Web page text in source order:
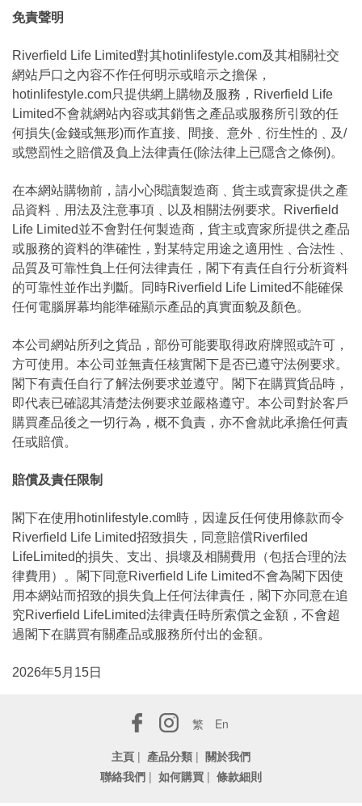
免責聲明
Riverfield Life Limited對其hotinlifestyle.com及其相關社交
網站戶口之內容不作任何明示或暗示之擔保，
hotinlifestyle.com只提供網上購物及服務，Riverfield Life
Limited不會就網站內容或其銷售之產品或服務所引致的任
何損失(金錢或無形)而作直接、間接、意外﹑衍生性的﹑及/
或懲罰性之賠償及負上法律責任(除法律上已隱含之條例)。
在本網站購物前，請小心閱讀製造商﹑貨主或賣家提供之產
品資料﹑用法及注意事項﹑以及相關法例要求。Riverfield
Life Limited並不會對任何製造商，貨主或賣家所提供之產品
或服務的資料的準確性，對某特定用途之適用性﹑合法性﹑
品質及可靠性負上任何法律責任，閣下有責任自行分析資料
的可靠性並作出判斷。同時Riverfield Life Limited不能確保
任何電腦屏幕均能準確顯示產品的真實面貌及顏色。
本公司網站所列之貨品，部份可能要取得政府牌照或許可，
方可使用。本公司並無責任核實閣下是否已遵守法例要求。
閣下有責任自行了解法例要求並遵守。閣下在購買貨品時，
即代表已確認其清楚法例要求並嚴格遵守。本公司對於客戶
購買產品後之一切行為，概不負責，亦不會就此承擔任何責
任或賠償。
賠償及責任限制
閣下在使用hotinlifestyle.com時，因違反任何使用條款而令
Riverfield Life Limited招致損失，同意賠償Riverfiled
LifeLimited的損失、支出、損壞及相關費用（包括合理的法
律費用）。閣下同意Riverfield Life Limited不會為閣下因使
用本網站而招致的損失負上任何法律責任，閣下亦同意在追
究Riverfield LifeLimited法律責任時所索償之金額，不會超
過閣下在購買有關產品或服務所付出的金額。
2026年5月15日
繁
En
主頁 | 產品分類 | 關於我們
聯絡我們 | 如何購買 | 條款細則